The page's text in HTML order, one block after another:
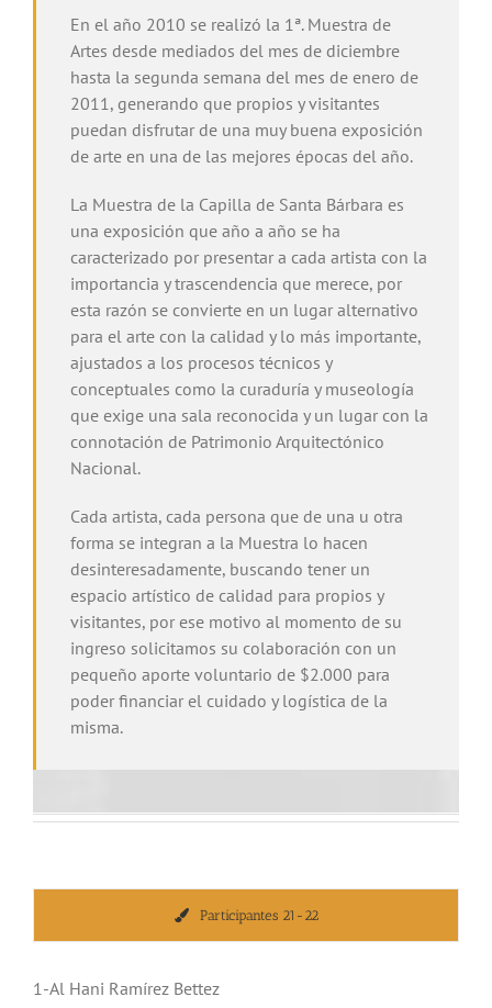
En el año 2010 se realizó la 1ª. Muestra de
Artes desde mediados del mes de diciembre
hasta la segunda semana del mes de enero de
2011, generando que propios y visitantes
puedan disfrutar de una muy buena exposición
de arte en una de las mejores épocas del año.
La Muestra de la Capilla de Santa Bárbara es
una exposición que año a año se ha
caracterizado por presentar a cada artista con la
importancia y trascendencia que merece, por
esta razón se convierte en un lugar alternativo
para el arte con la calidad y lo más importante,
ajustados a los procesos técnicos y
conceptuales como la curaduría y museología
que exige una sala reconocida y un lugar con la
connotación de Patrimonio Arquitectónico
Nacional.
Cada artista, cada persona que de una u otra
forma se integran a la Muestra lo hacen
desinteresadamente, buscando tener un
espacio artístico de calidad para propios y
visitantes, por ese motivo al momento de su
ingreso solicitamos su colaboración con un
pequeño aporte voluntario de $2.000 para
poder financiar el cuidado y logística de la
misma.
Participantes 21-22
1-Al Hani Ramírez Bettez